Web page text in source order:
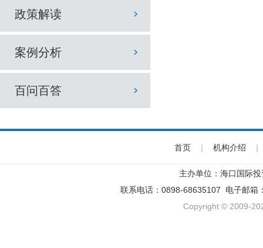
政策解读
案例分析
百问百答
首页 | 机构介绍 |
主办单位：海口国际
联系电话：0898-68635107 电子邮箱
Copyright © 2009-